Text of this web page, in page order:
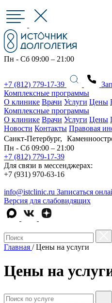
Пн - Сб 09:00 – 21:00
+7 (812) 779-17-39
Комплексные программы
О клинике Врачи Услуги Цены
Комплексные программы
О клинике Врачи Услуги Цены
Новости Контакты Правовая
Санкт-Петербург,
Пн - Сб 09:00 – 21:00
+7 (812) 779-17-39
Для связи в мессенджерах:
+7 (931) 970-63-16
info@istclinic.ru Записаться
Версия для слабовидящих
Главная / Цены на услуги
Цены на